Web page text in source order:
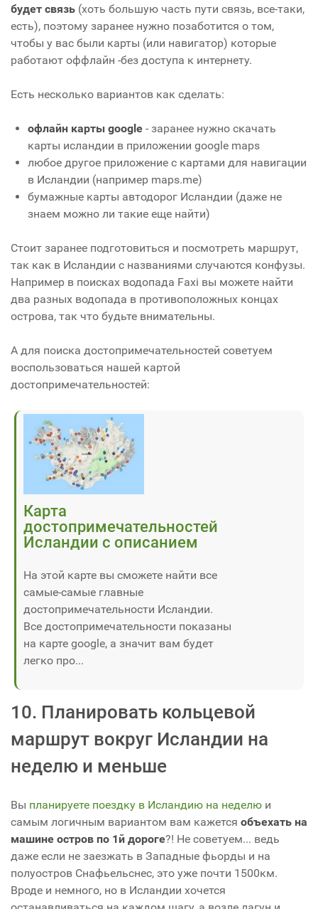
будет связь (хоть большую часть пути связь, все-таки,
есть), поэтому заранее нужно позаботится о том,
чтобы у вас были карты (или навигатор) которые
работают оффлайн -без доступа к интернету.
Есть несколько вариантов как сделать:
офлайн карты google - заранее нужно скачать
карты исландии в приложении google maps
любое другое приложение с картами для навигации
в Исландии (например maps.me)
бумажные карты автодорог Исландии (даже не
знаем можно ли такие еще найти)
Стоит заранее подготовиться и посмотреть маршрут,
так как в Исландии с названиями случаются конфузы.
Например в поисках водопада Faxi вы можете найти
два разных водопада в противоположных концах
острова, так что будьте внимательны.
А для поиска достопримечательностей советуем
воспользоваться нашей картой
достопримечательностей:
Карта
достопримечательностей
Исландии с описанием
На этой карте вы сможете найти все
самые-самые главные
достопримечательности Исландии.
Все достопримечательности показаны
на карте google, а значит вам будет
легко про...
10. Планировать кольцевой
маршрут вокруг Исландии на
неделю и меньше
Вы планируете поездку в Исландию на неделю и
самым логичным вариантом вам кажется объехать на
машине остров по 1й дороге?! Не советуем... ведь
даже если не заезжать в Западные фьорды и на
полуостров Снафьельснес, это уже почти 1500км.
Вроде и немного, но в Исландии хочется